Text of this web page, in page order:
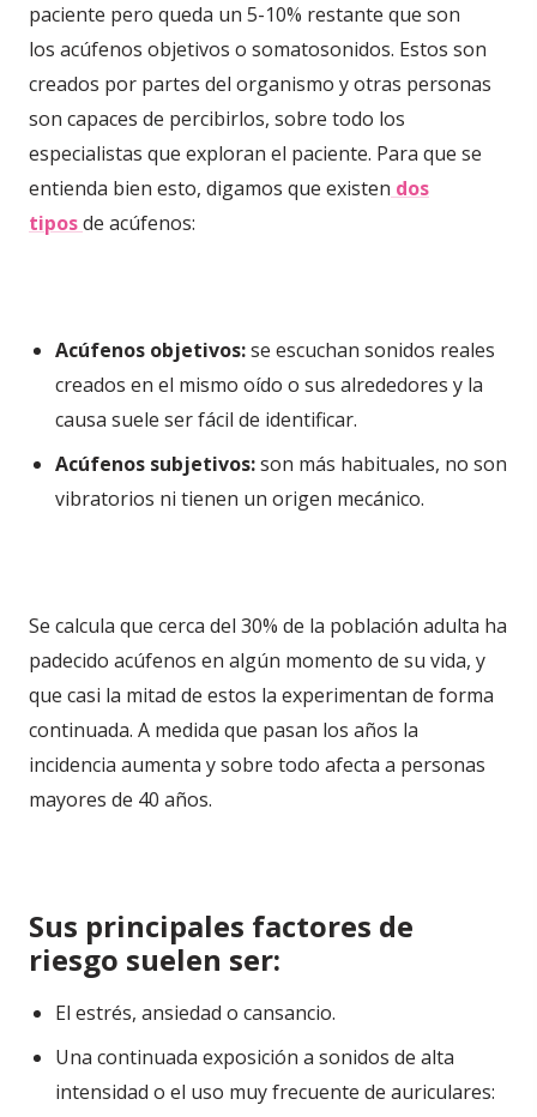
paciente pero queda un 5-10% restante que son
los acúfenos objetivos o somatosonidos. Estos son
creados por partes del organismo y otras personas
son capaces de percibirlos, sobre todo los
especialistas que exploran el paciente. Para que se
entienda bien esto, digamos que existen dos
tiposde acúfenos:
Acúfenos objetivos:se escuchan sonidos reales
creados en el mismo oído o sus alrededores y la
causa suele ser fácil de identificar.
Acúfenos subjetivos:son más habituales, no son
vibratorios ni tienen un origen mecánico.
Se calcula que cerca del 30% de la población adulta ha
padecido acúfenos en algún momento de su vida, y
que casi la mitad de estos la experimentan de forma
continuada. A medida que pasan los años la
incidencia aumenta y sobre todo afecta a personas
mayores de 40 años.
Sus principales factores de
riesgo suelen ser:
El estrés, ansiedad o cansancio.
Una continuada exposición a sonidos de alta
intensidad o el uso muy frecuente de auriculares: